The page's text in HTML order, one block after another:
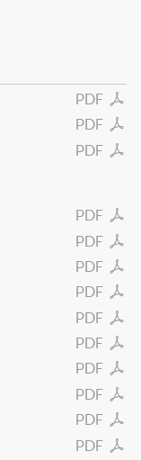
PDF
PDF
PDF
PDF
PDF
PDF
PDF
PDF
PDF
PDF
PDF
PDF
PDF